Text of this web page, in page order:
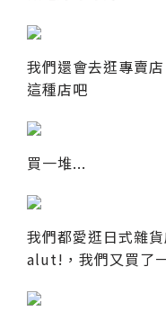
我們還會去逛專賣
這種店吧
買一堆...
我們都愛逛日式雜
alut!，我們又買了